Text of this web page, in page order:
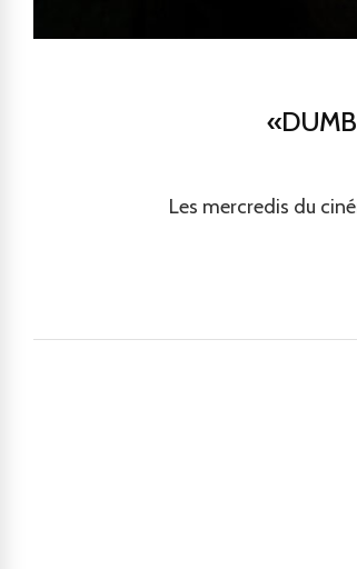
Les mercredis du